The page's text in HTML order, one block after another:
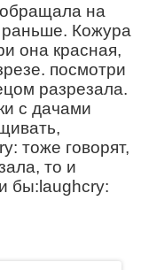
на
раньше. Кожура
она красная,
посмотри
разрезала.
с дачами
тоже говорят,
то и
бы:laughcry: